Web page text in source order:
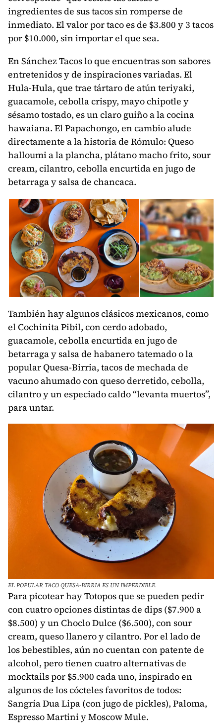
ingredientes de sus tacos sin romperse de
inmediato. El valor por taco es de $3.800 y 3 tacos
por $10.000, sin importar el que sea.
En Sánchez Tacos lo que encuentras son sabores
entretenidos y de inspiraciones variadas. El
Hula-Hula, que trae tártaro de atún teriyaki,
guacamole, cebolla crispy, mayo chipotle y
sésamo tostado, es un claro guiño a la cocina
hawaiana. El Papachongo, en cambio alude
directamente a la historia de Rómulo: Queso
halloumi a la plancha, plátano macho frito, sour
cream, cilantro, cebolla encurtida en jugo de
betarraga y salsa de chancaca.
También hay algunos clásicos mexicanos, como
el Cochinita Pibil, con cerdo adobado,
guacamole, cebolla encurtida en jugo de
betarraga y salsa de habanero tatemado o la
popular Quesa-Birria, tacos de mechada de
vacuno ahumado con queso derretido, cebolla,
cilantro y un especiado caldo “levanta muertos”,
para untar.
EL POPULAR TACO QUESA-BIRRIA ES UN IMPERDIBLE.
Para picotear hay Totopos que se pueden pedir
con cuatro opciones distintas de dips ($7.900 a
$8.500) y un Choclo Dulce ($6.500), con sour
cream, queso llanero y cilantro. Por el lado de
los bebestibles, aún no cuentan con patente de
alcohol, pero tienen cuatro alternativas de
mocktails por $5.900 cada uno, inspirado en
algunos de los cócteles favoritos de todos:
Sangría Dua Lipa (con jugo de pickles), Paloma,
Espresso Martini y Moscow Mule.